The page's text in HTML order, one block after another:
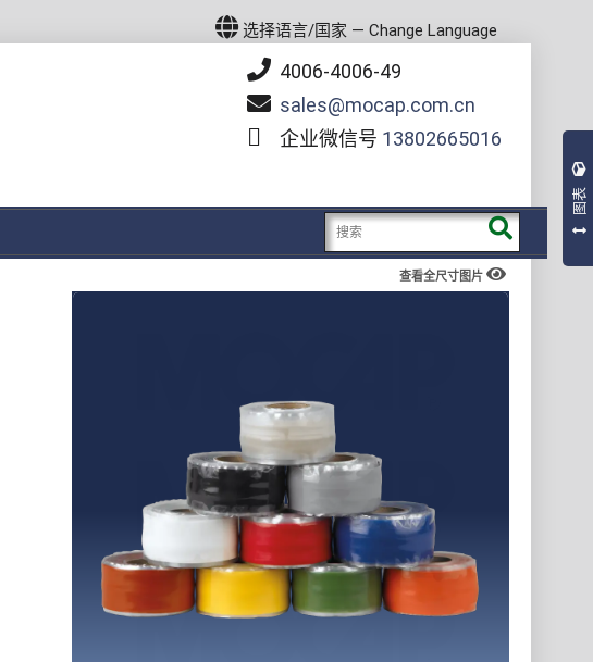
选择语言/国家 — Change Language
4006-4006-49
sales
mocap.com.cn
企业微信号 13802665016
查看全尺寸图片
图表